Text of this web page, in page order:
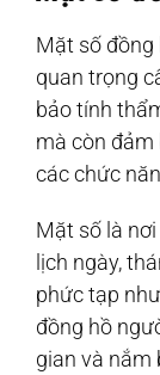
Mặt số
quan trọng
bảo tính
mà còn đảm
các chức
Mặt số là
lịch ngày,
phức tạp như
đồng hồ
gian và nắm